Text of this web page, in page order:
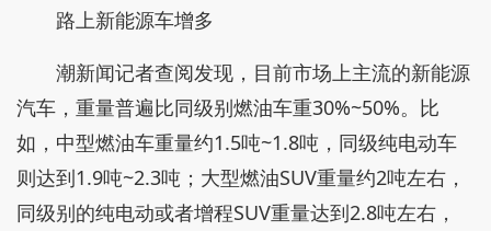
路上新能源车增多
潮新闻记者查阅发现，目前市场上主流的新能源
汽车，重量普遍比同级别燃油车重30%~50%。比
如，中型燃油车重量约1.5吨~1.8吨，同级纯电动车
则达到1.9吨~2.3吨；大型燃油SUV重量约2吨左右，
同级别的纯电动或者增程SUV重量达到2.8吨左右，